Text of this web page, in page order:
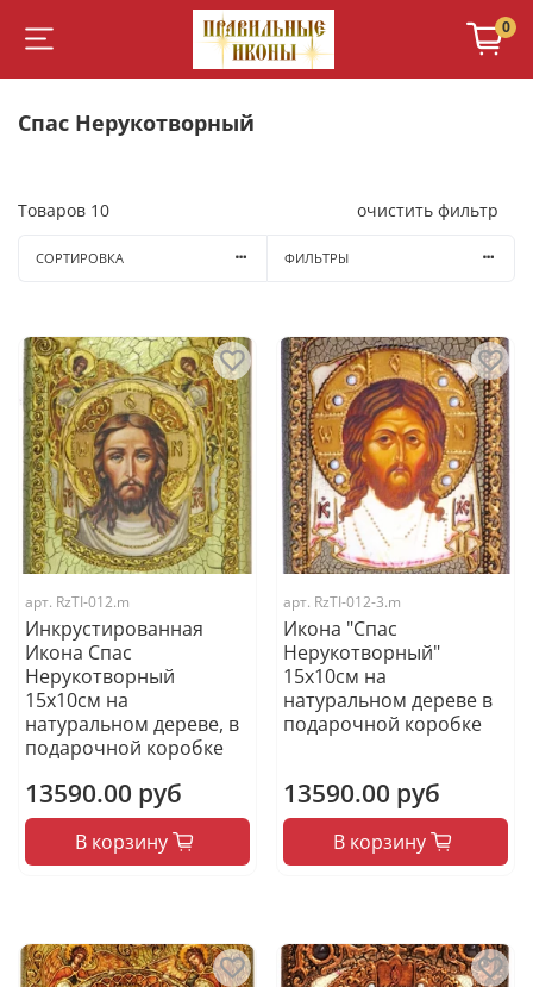
0
Спас Нерукотворный
Товаров 10 очистить фильтр
СОРТИРОВКА ФИЛЬТРЫ
арт. RzTI-012.m
Инкрустированная
Икона Спас
Нерукотворный
15х10см на
натуральном дереве, в
подарочной коробке
13590.00 руб
В корзину
арт. RzTI-012-3.m
Икона "Спас
Нерукотворный"
15х10см на
натуральном дереве в
подарочной коробке
13590.00 руб
В корзину